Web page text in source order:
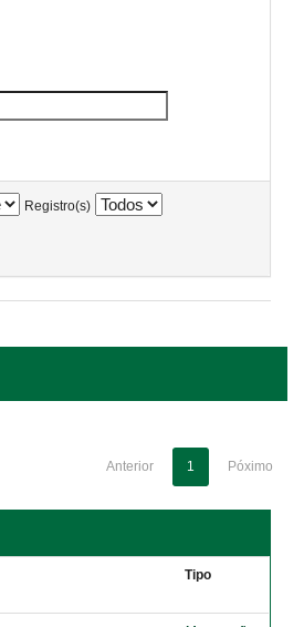
Registro(s)
Anterior 1 Póximo
Tipo